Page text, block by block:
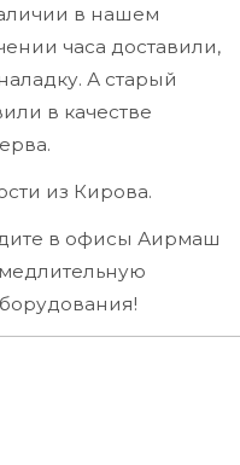
в нашем
часа доставили,
А старый
в качестве
из Кирова.
в офисы Аирмаш